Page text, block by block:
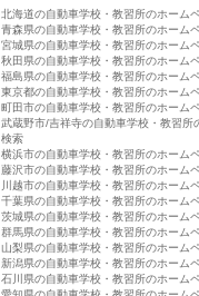
北海道の自動車学校・教習所のホーム
青森県の自動車学校・教習所のホーム
宮城県の自動車学校・教習所のホーム
秋田県の自動車学校・教習所のホーム
福島県の自動車学校・教習所のホーム
東京都の自動車学校・教習所のホーム
町田市の自動車学校・教習所のホーム
武蔵野市/吉祥寺の自動車学校・教習所
検索
横浜市の自動車学校・教習所のホーム
藤沢市の自動車学校・教習所のホーム
川越市の自動車学校・教習所のホーム
千葉県の自動車学校・教習所のホーム
茨城県の自動車学校・教習所のホーム
群馬県の自動車学校・教習所のホーム
山梨県の自動車学校・教習所のホーム
新潟県の自動車学校・教習所のホーム
石川県の自動車学校・教習所のホーム